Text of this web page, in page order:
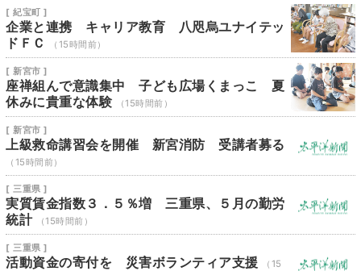
[ 紀宝町 ]
企業と連携 キャリア教育 八咫烏ユナイテッ
ドＦＣ
（15時間前）
[ 新宮市 ]
座禅組んで意識集中 子ども広場くまっこ 夏
休みに貴重な体験
（15時間前）
[ 新宮市 ]
上級救命講習会を開催 新宮消防 受講者募る
（15時間前）
[ 三重県 ]
実質賃金指数３．５％増 三重県、５月の勤労
統計
（15時間前）
[ 三重県 ]
活動資金の寄付を 災害ボランティア支援
（15